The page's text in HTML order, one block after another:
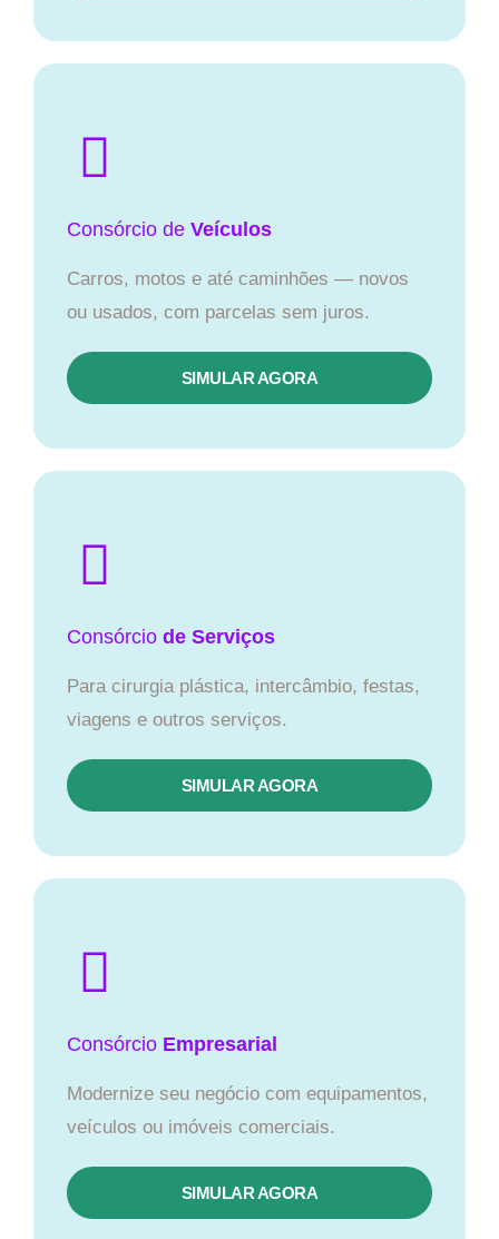
Consórcio de Veículos
Carros, motos e até caminhões — novos
ou usados, com parcelas sem juros.
SIMULAR AGORA
Consórcio de Serviços
Para cirurgia plástica, intercâmbio, festas,
viagens e outros serviços.
SIMULAR AGORA
Consórcio Empresarial
Modernize seu negócio com equipamentos,
veículos ou imóveis comerciais.
SIMULAR AGORA